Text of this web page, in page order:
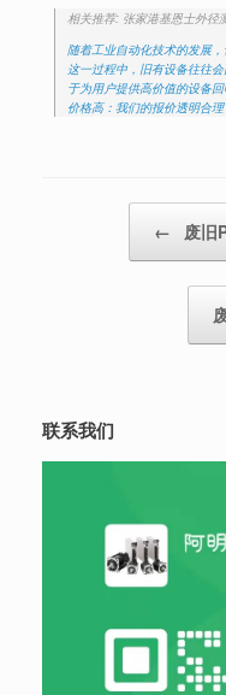
相关推荐: 张家港基恩士外径
随着工业自动化技术的发展
这一过程中，旧有设备往往
于为用户提供高价值的设备
价格高：我们的报价透明合
← 废旧
联系我们